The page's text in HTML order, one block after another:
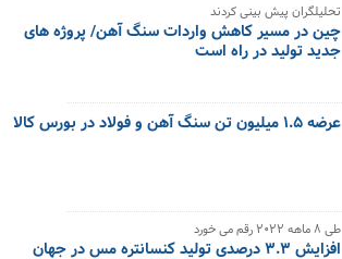
تحلیلگران پیش بینی کردند
چین در مسیر کاهش واردات سنگ آهن/ پروژه های
جدید تولید در راه است
عرضه ۱.۵ میلیون تن سنگ آهن و فولاد در بورس کالا
طی ۸ ماهه ۲۰۲۲ رقم می خورد
افزایش ۳.۳ درصدی تولید کنسانتره مس در جهان